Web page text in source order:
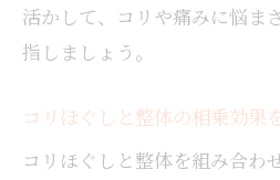
活かして、コリや痛みに悩ま
指しましょう。
コリほぐしと整体の相乗効果
コリほぐしと整体を組み合わ